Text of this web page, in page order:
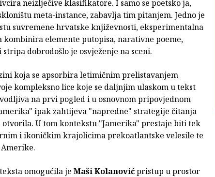
neizlječive klasifikatore. I samo se poetsko ja,
meta-instance, zabavlja tim pitanjem. Jedno je
suvremene hrvatske književnosti, eksperimentalna
kombinira elemente putopisa, narativne poeme,
dobrodošlo je osvježenje na sceni.
koja se apsorbira letimičnim prelistavanjem
kompleksno lice koje se daljnjim ulaskom u tekst
na prvi pogled i u osnovnom pripovjednom
ipak zahtijeva "napredne" strategije čitanja
otvorila. U tom kontekstu "Jamerika" prestaje biti tek
i ikoničkim krajolicima prekoatlantske velesile te
omogućila je Maši Kolanovićpristup u prostor